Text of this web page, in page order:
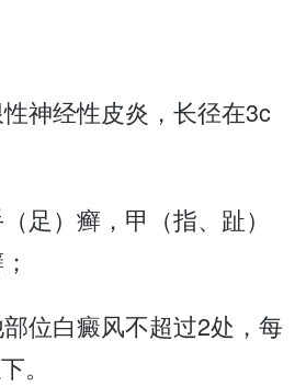
性神经性皮炎，长径在3c
足）癣，甲（指、趾）
部位白癜风不超过2处，每
。